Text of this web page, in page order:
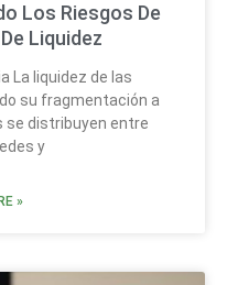
Los Riesgos De
Liquidez
La liquidez de las
su fragmentación a
se distribuyen entre
y
»